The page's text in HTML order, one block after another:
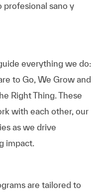
profesional sano y
everything we do:
to Go, We Grow and
Right Thing. These
with each other, our
as we drive
impact.
are tailored to